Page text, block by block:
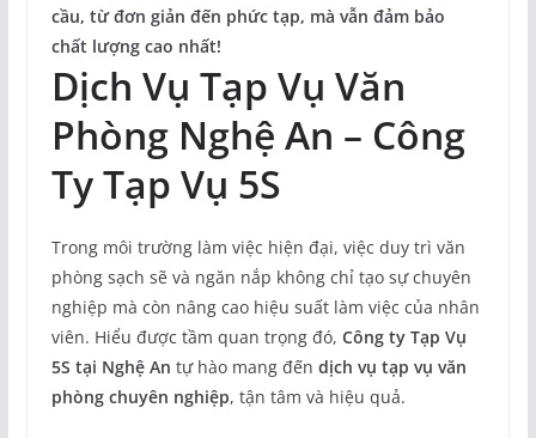
cầu, từ đơn giản đến phức tạp, mà vẫn đảm bảo
chất lượng cao nhất!
Dịch Vụ Tạp Vụ Văn
Phòng Nghệ An – Công
Ty Tạp Vụ 5S
Trong môi trường làm việc hiện đại, việc duy trì văn
phòng sạch sẽ và ngăn nắp không chỉ tạo sự chuyên
nghiệp mà còn nâng cao hiệu suất làm việc của nhân
viên. Hiểu được tầm quan trọng đó, Công ty Tạp Vụ
5S tại Nghệ An tự hào mang đến dịch vụ tạp vụ văn
phòng chuyên nghiệp, tận tâm và hiệu quả.